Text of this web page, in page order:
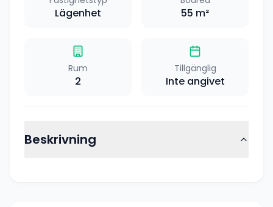
Lägenhet 55 m²
Rum
2
Tillgänglig
Inte angivet
Beskrivning